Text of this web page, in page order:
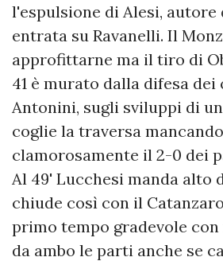
l'espulsione di Alesi, autore
entrata su Ravanelli. Il
approfittarne ma il tiro di
41 è murato dalla difesa dei
Antonini, sugli sviluppi di
coglie la traversa mancando
clamorosamente il 2-0 dei
Al 49' Lucchesi manda alto
chiude così con il
primo tempo gradevole
da ambo le parti anche se